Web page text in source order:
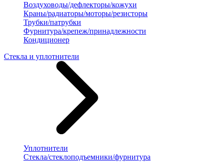
Воздуховоды/дефлекторы/кожухи
Краны/радиаторы/моторы/резисторы
Трубки/патрубки
Фурнитура/крепеж/принадлежности
Кондиционер
Стекла и уплотнители
Уплотнители
Стекла/стеклоподъемники/фурнитура